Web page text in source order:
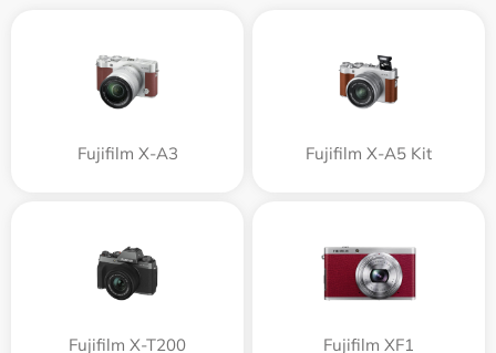
Fujifilm X-A3 Fujifilm X-A5 Kit
Fujifilm X-T200 Fujifilm XF1